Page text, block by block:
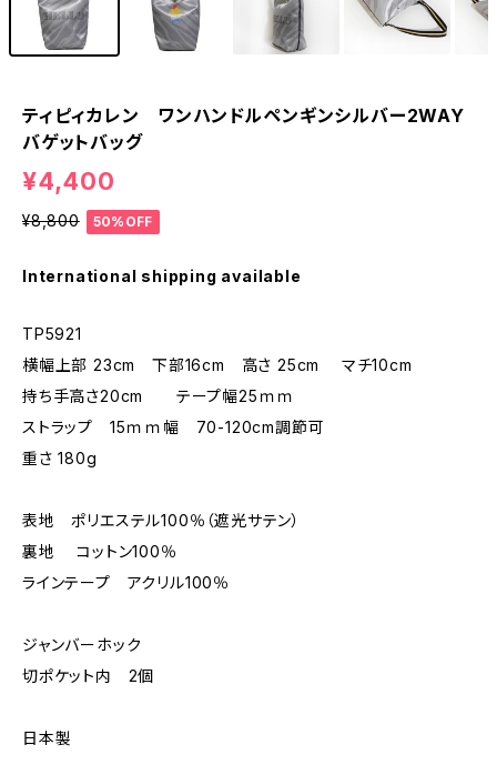
ティピィカレン ワンハンドルペンギンシルバー2WAY
バゲットバッグ
¥4,400
¥8,800 50%OFF
International shipping available
TP5921
横幅上部 23cm 下部16cm 高さ 25cm マチ10cm
持ち手高さ20cm テープ幅25ｍｍ
ストラップ 15ｍｍ幅 70-120cm調節可
重さ 180g
表地 ポリエステル100％（遮光サテン）
裏地 コットン100％
ラインテープ アクリル100％
ジャンバーホック
切ポケット内 2個
日本製